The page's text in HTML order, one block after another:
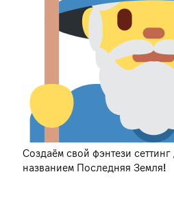
Создаём свой фэнтези
названием Последняя Земля!